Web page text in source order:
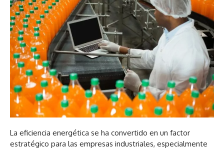
La eficiencia energética se ha convertido en un factor
estratégico para las empresas industriales, especialmente